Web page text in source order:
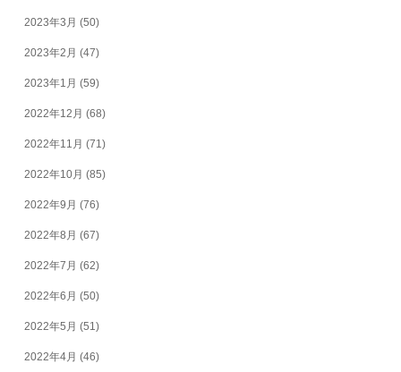
2023年3月 (50)
2023年2月 (47)
2023年1月 (59)
2022年12月 (68)
2022年11月 (71)
2022年10月 (85)
2022年9月 (76)
2022年8月 (67)
2022年7月 (62)
2022年6月 (50)
2022年5月 (51)
2022年4月 (46)